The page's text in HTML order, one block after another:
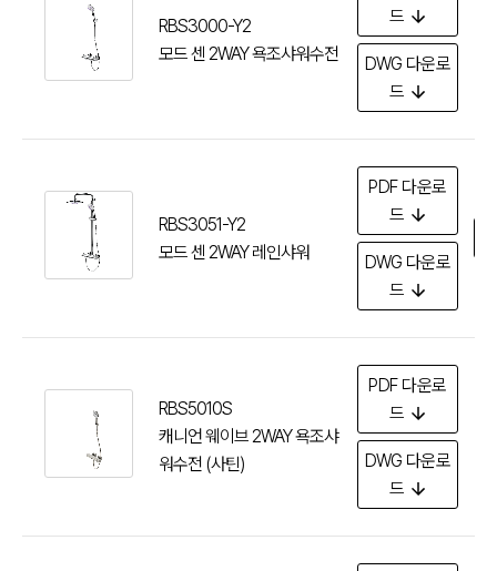
RBS3000-Y2
모드 센 2WAY 욕조샤워수전
드
DWG 다운로
드
RBS3051-Y2
모드 센 2WAY 레인샤워
PDF다운로
드
DWG 다운로
드
RBS5010S
캐니언 웨이브 2WAY 욕조샤
워수전 (사틴)
PDF다운로
드
DWG 다운로
드